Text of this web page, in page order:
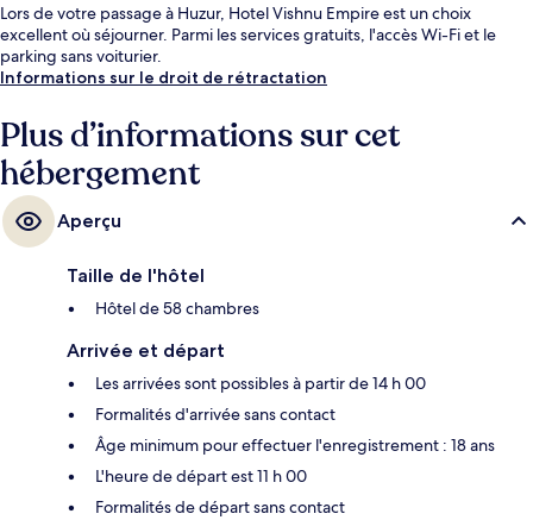
Lors de votre passage à Huzur, Hotel Vishnu Empire est un choix
excellent où séjourner. Parmi les services gratuits, l'accès Wi-Fi et le
parking sans voiturier.
Informations sur le droit de rétractation
Plus d’informations sur cet
hébergement
Aperçu
Taille de l'hôtel
Hôtel de 58 chambres
Arrivée et départ
Les arrivées sont possibles à partir de 14 h 00
Formalités d'arrivée sans contact
Âge minimum pour effectuer l'enregistrement : 18 ans
L'heure de départ est 11 h 00
Formalités de départ sans contact